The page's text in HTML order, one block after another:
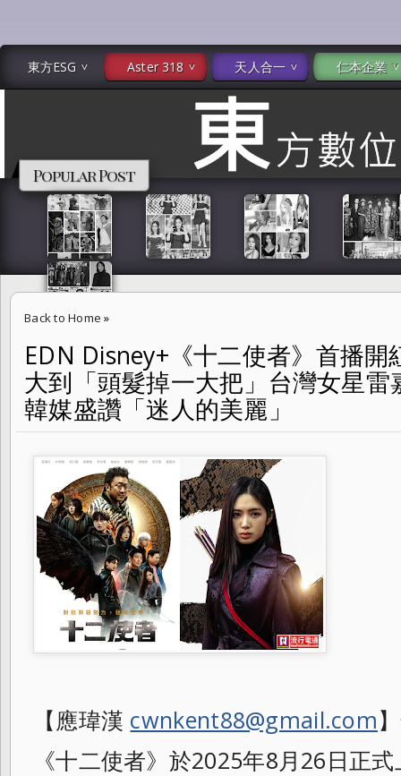
東方ESG Aster 318 天人合一 仁本企業
Popular Post
Back to Home »
EDN Disney+《十二使者》首播開紅盤 馬東石兼任編劇壓力大到「頭
使」帥氣登場 韓媒盛讚「迷人的美麗」
EDN Disney+《十二使者》首播
大到「頭髮掉一大把」台灣女星
韓媒盛讚「迷人的美麗」
【應瑋漢 cwnkent88@gmail.com
《十二使者》於2025年8月26日正